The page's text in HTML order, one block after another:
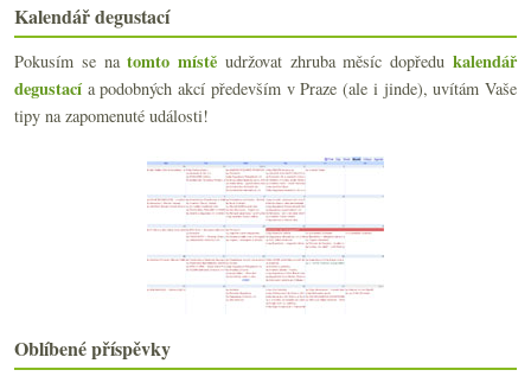
Zapomenuté a znovuobjevené Pallagrello Bianco
Kalné bubliny a zaoceánské plány s víny z ČR
Zábavná Mencía a dvakrát Godello
Naturální slunovrat a lehce netradiční Albariño
Zábavná Rioja a minivertikála Furmintu ze Somló
Herzánovic Frankovka & Poulsard z Cavarodes
Dvakrát povedená Cava Pere Mata
►2016(250)
►2015(251)
Kalendář degustací
Pokusím se natomto místě udržovat zhruba měsíc dopředukalendář
degustacía podobných akcí především v Praze (ale i jinde), uvítám Vaše
tipy na zapomenuté události!
Oblíbené příspěvky